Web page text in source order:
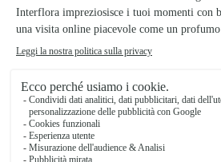
Il tuo fiorista artigiano a META